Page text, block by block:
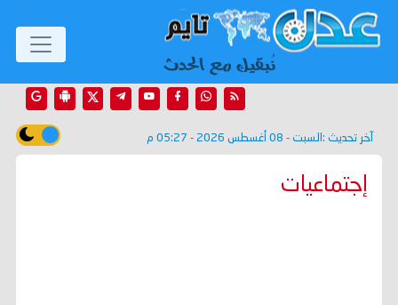
آخر تحديث : السبت - 08 أغسطس 2026 - 05:27 م
إجتماعيات